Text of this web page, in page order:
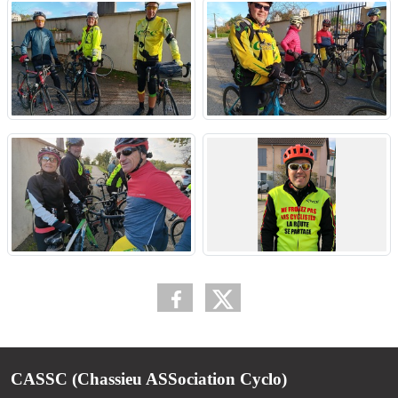
CASSC (Chassieu ASSociation Cyclo)